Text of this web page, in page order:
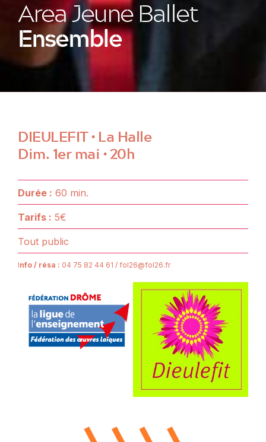
Area Jeune Ballet
Ensemble
DIEULEFIT • La Halle
Dim. 1er mai • 20h
Durée : 60 min.
Tarifs : 5€
Tout public
Info / résa : 04 75 82 44 61 / fol26@fol26.fr